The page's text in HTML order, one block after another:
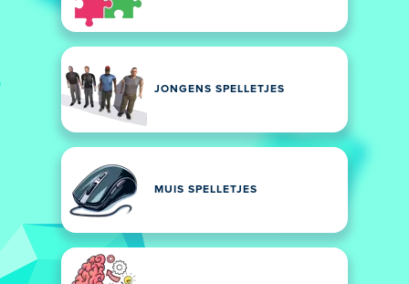
JONGENS SPELLETJES
MUIS SPELLETJES